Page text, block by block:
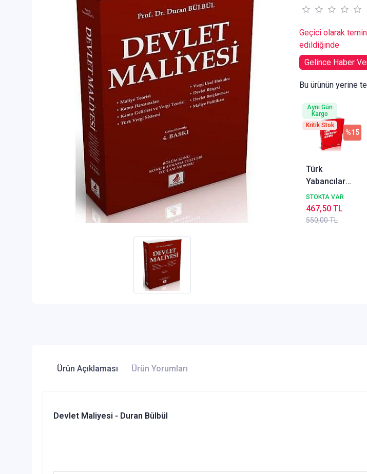
Geçici olarak
edildiğinde
Gelince Haber
Bu ürünün yerine
Türk
Yabancılar
Hukuku -
Vahit Doğan,
Alper Çağrı
STOKTA VAR
550,00 TL
%15
467,50 TL
Aynı Gün
Kargo
Kritik Stok
Ürün Açıklaması Ürün Yorumları
Devlet Maliyesi - Duran Bülbül